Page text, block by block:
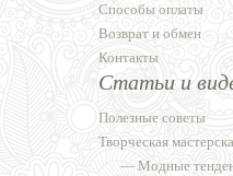
Способы оплаты
Возврат и обмен
Контакты
Статьи и
Полезные советы
Творческая
— Модные